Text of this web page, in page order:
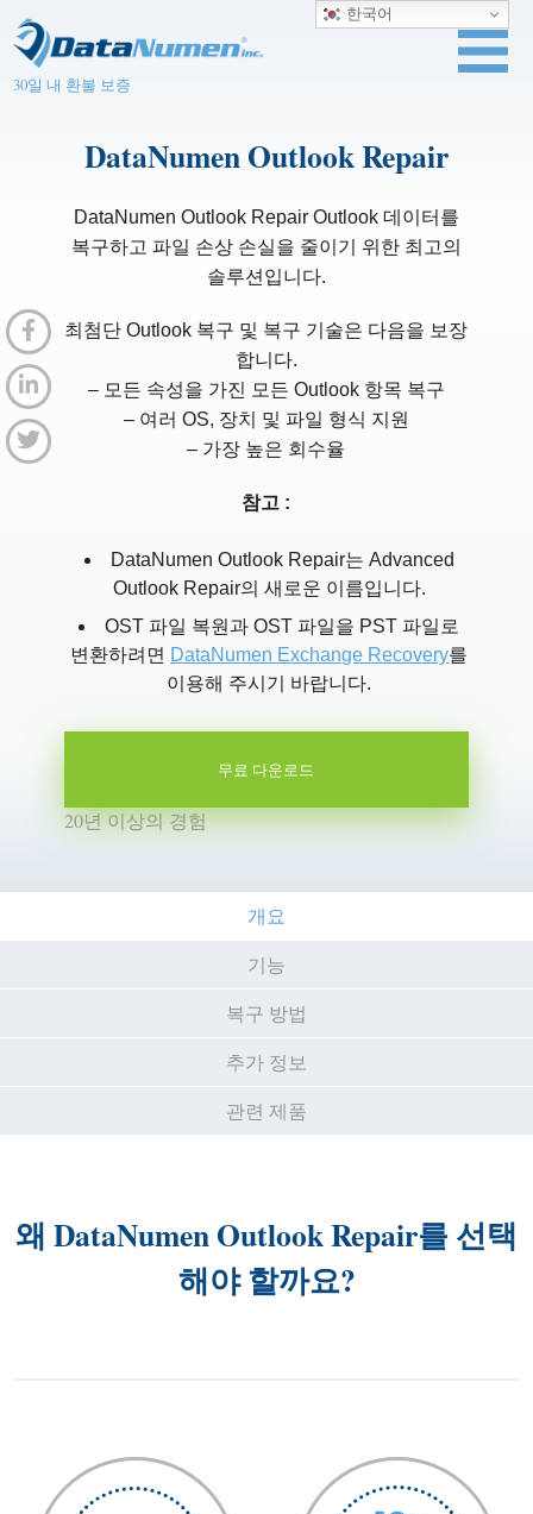
30일 내 환불 보증
DataNumen Outlook Repair
DataNumen Outlook Repair Outlook 데이터를
복구하고 파일 손상 손실을 줄이기 위한 최고의
솔루션입니다.
최첨단 Outlook 복구 및 복구 기술은 다음을 보장
합니다.
– 모든 속성을 가진 모든 Outlook 항목 복구
– 여러 OS, 장치 및 파일 형식 지원
– 가장 높은 회수율
참고 :
DataNumen Outlook Repair는 Advanced
Outlook Repair의 새로운 이름입니다.
OST 파일 복원과 OST 파일을 PST 파일로
변환하려면 DataNumen Exchange Recovery를
이용해 주시기 바랍니다.
무료 다운로드
20년 이상의 경험
개요
기능
복구 방법
추가 정보
관련 제품
왜 DataNumen Outlook Repair를 선택
해야 할까요?
한국어